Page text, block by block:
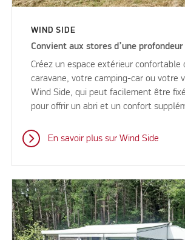
WIND SIDE
Convient aux stores d’une
Créez un espace extérieur confortable
caravane, votre camping-car ou votre
Wind Side, qui peut facilement être
pour offrir un abri et un confort
En savoir plus sur Wind Side